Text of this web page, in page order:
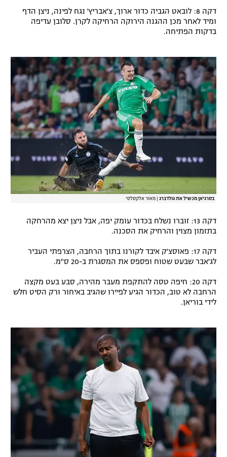
דקה 8: לובאט הגביה כדור ארוך, צ'אבריץ' נגח לפינה, ניצן הדף
ומיד לאחר מכן ההגנה הירוקה הרחיקה לקרן. סלובן עדיפה
בדקות הפתיחה.
בסרגיאן מכשיל את גולדברג מאור אלקסלסי
דקה 13: זוברו נשלח בכדור עומק יפה, אבל ניצן יצא מהרחקה
בתזמון מצוין והרחיק את הסכנה.
דקה 17: פאוסצ'ק איבד לקורנו בתוך הרחבה, הצרפתי העביר
לג'אבר שבעט שטוח ופספס את המסגרת ב-20 ס"מ.
דקה 20: חיפה טסה להתקפת מעבר מהירה, סבע בעט מקצה
הרחבה לא טוב, הכדור הגיע לפיירו שהגיב באיחור ורק הסיט חלש
לידי בוריאן.